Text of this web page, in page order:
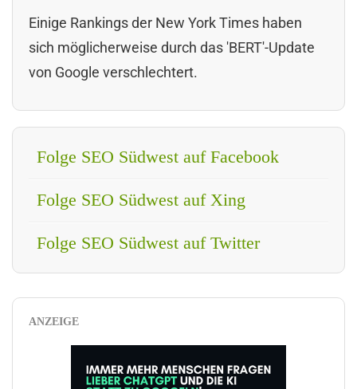
Einige Rankings der New York Times haben
sich möglicherweise durch das 'BERT'-Update
von Google verschlechtert.
Folge SEO Südwest auf Facebook
Folge SEO Südwest auf Xing
Folge SEO Südwest auf Twitter
ANZEIGE